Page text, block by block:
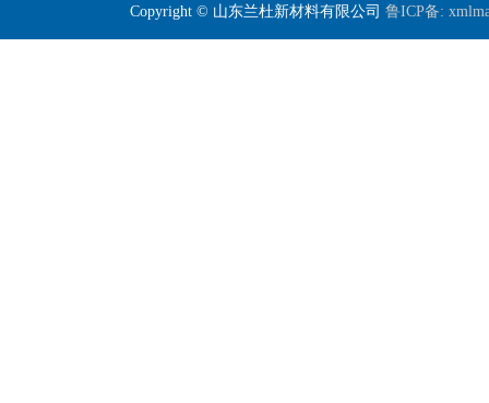
Copyright © 山东兰杜新材料有限公司 鲁ICP备: